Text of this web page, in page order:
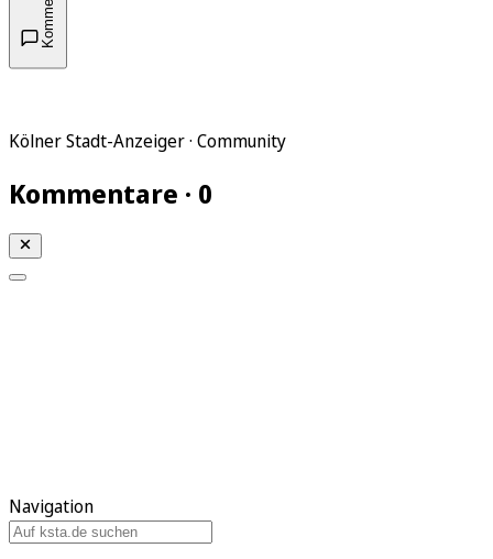
Kölner Stadt-Anzeiger · Community
Kommentare · 0
Navigation